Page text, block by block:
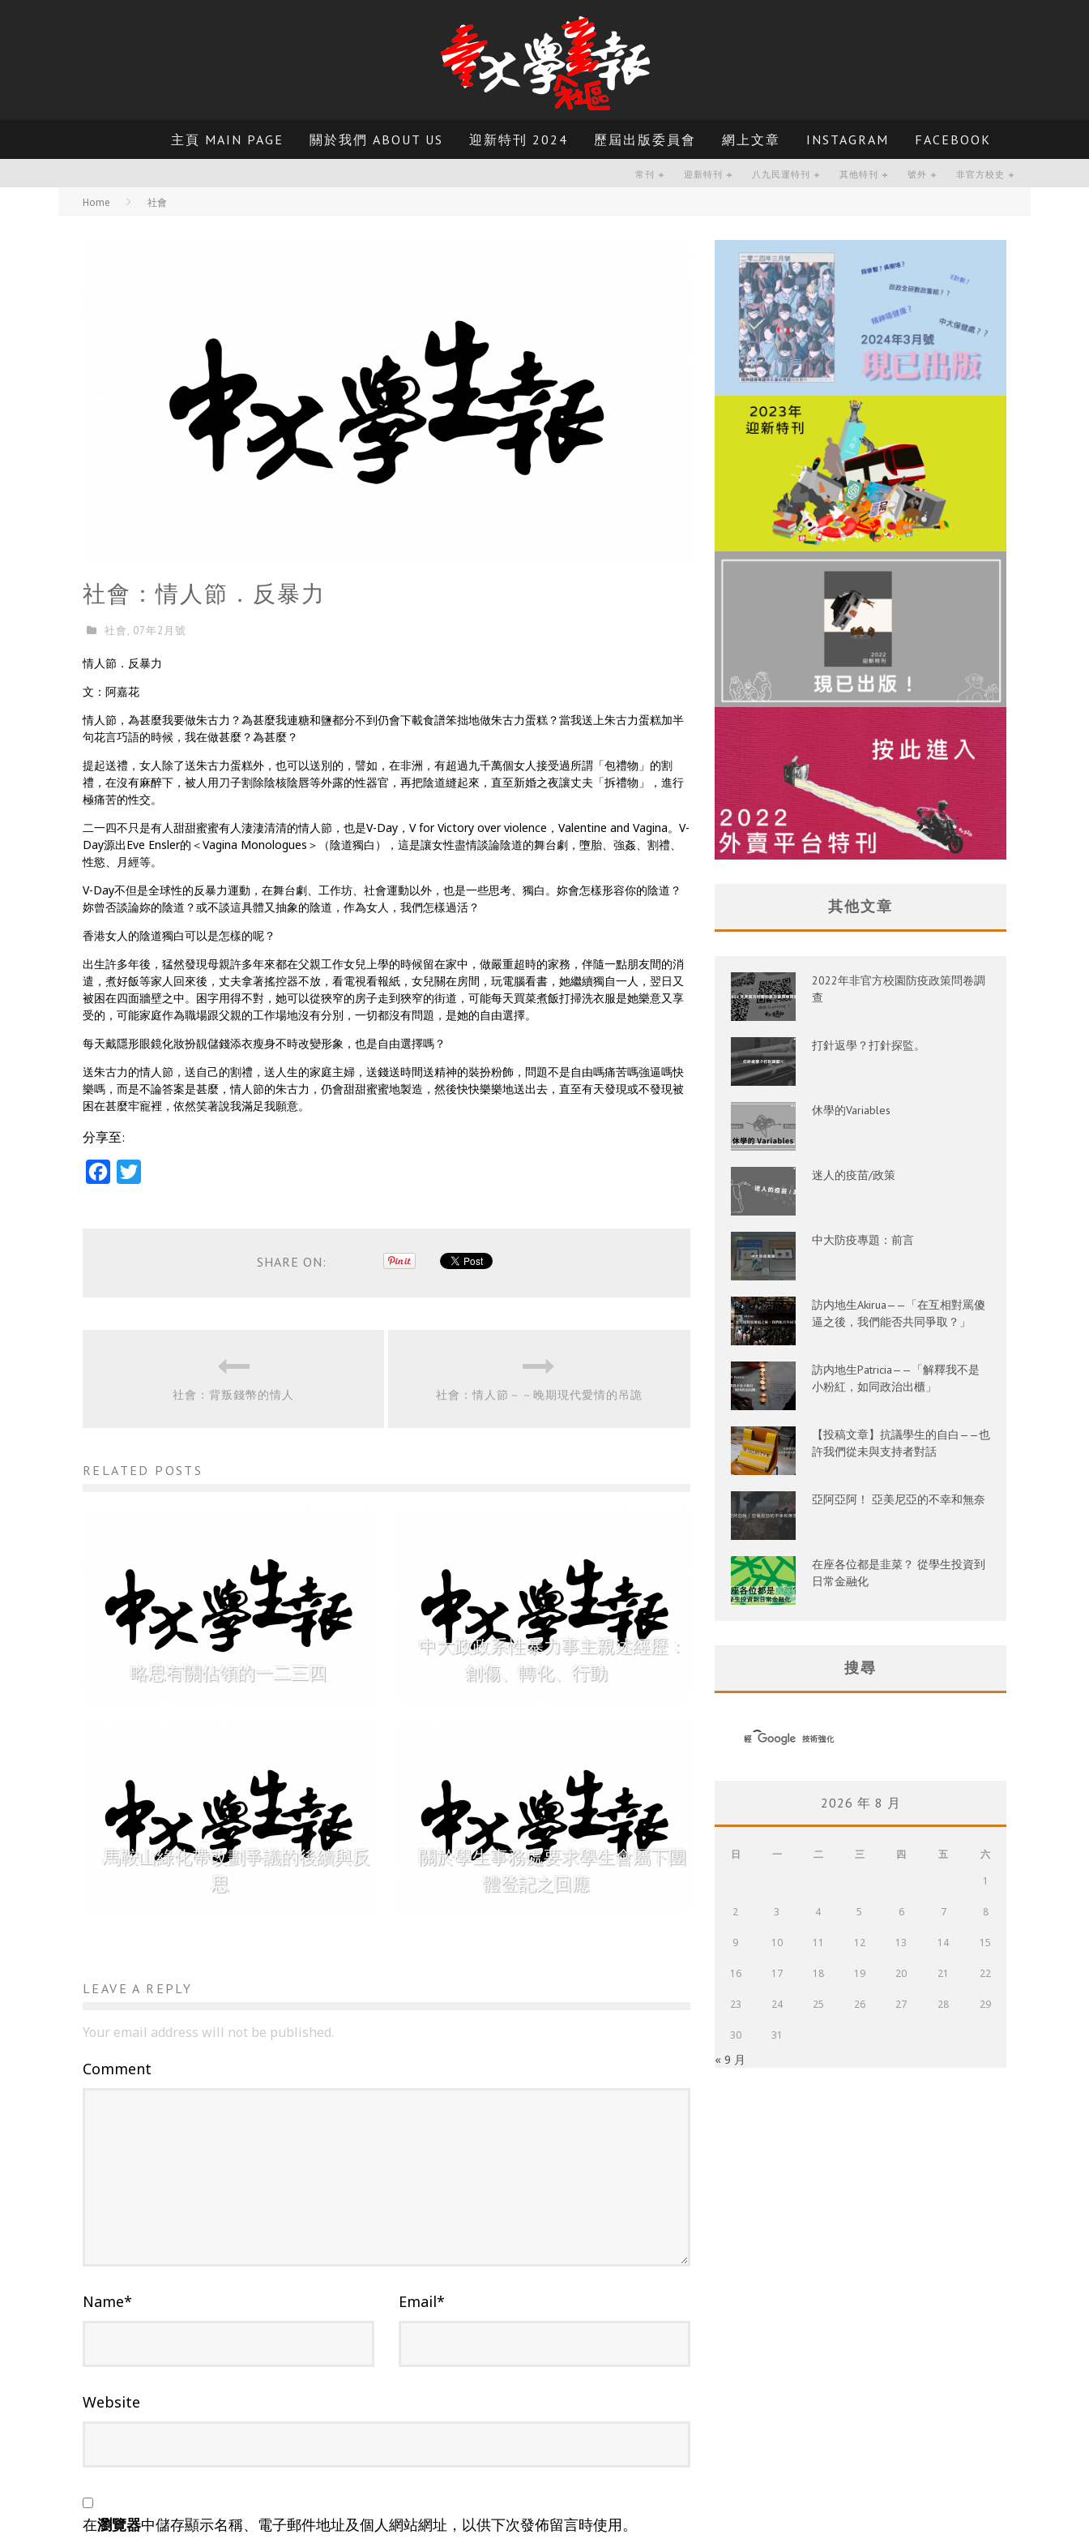
主頁 MAIN PAGE 關於我們 ABOUT US 迎新特刊 2024 歷屆出版委員會 網上文章 INSTAGRAM FACEBOOK
常刊 迎新特刊 八九民運特刊 其他特刊 號外 非官方校史
Home 社會
社會：情人節．反暴力
社會, 07年2月號
情人節．反暴力
文：阿嘉花
情人節，為甚麼我要做朱古力？為甚麼我連糖和鹽都分不到仍會下載食譜笨拙地做朱古力蛋糕？當我送上朱古力蛋糕加半
句花言巧語的時候，我在做甚麼？為甚麼？
提起送禮，女人除了送朱古力蛋糕外，也可以送別的，譬如，在非洲，有超過九千萬個女人接受過所謂「包禮物」的割
禮，在沒有麻醉下，被人用刀子割除陰核陰唇等外露的性器官，再把陰道縫起來，直至新婚之夜讓丈夫「拆禮物」，進行
極痛苦的性交。
二一四不只是有人甜甜蜜蜜有人淒淒清清的情人節，也是V-Day，V for Victory over violence，Valentine and Vagina。V-
Day源出Eve Ensler的＜Vagina Monologues＞（陰道獨白），這是讓女性盡情談論陰道的舞台劇，墮胎、強姦、割禮、
性慾、月經等。
V-Day不但是全球性的反暴力運動，在舞台劇、工作坊、社會運動以外，也是一些思考、獨白。妳會怎樣形容你的陰道？
妳曾否談論妳的陰道？或不談這具體又抽象的陰道，作為女人，我們怎樣過活？
香港女人的陰道獨白可以是怎樣的呢？
出生許多年後，猛然發現母親許多年來都在父親工作女兒上學的時候留在家中，做嚴重超時的家務，伴隨一點朋友間的消
遣，煮好飯等家人回來後，丈夫拿著搖控器不放，看電視看報紙，女兒關在房間，玩電腦看書，她繼續獨自一人，翌日又
被困在四面牆壁之中。困字用得不對，她可以從狹窄的房子走到狹窄的街道，可能每天買菜煮飯打掃洗衣服是她樂意又享
受的，可能家庭作為職場跟父親的工作場地沒有分別，一切都沒有問題，是她的自由選擇。
每天戴隱形眼鏡化妝扮靚儲錢添衣瘦身不時改變形象，也是自由選擇嗎？
送朱古力的情人節，送自己的割禮，送人生的家庭主婦，送錢送時間送精神的裝扮粉飾，問題不是自由嗎痛苦嗎強逼嗎快
樂嗎，而是不論答案是甚麼，情人節的朱古力，仍會甜甜蜜蜜地製造，然後快快樂樂地送出去，直至有天發現或不發現被
困在甚麼牢寵裡，依然笑著說我滿足我願意。
分享至:
Facebook
SHARE ON:
社會：背叛錢幣的情人 社會：情人節－－晚期現代愛情的吊詭
RELATED POSTS
略思有關佔領的一二三四
中大政政系性暴力事主親述經歷：
創傷、轉化、行動
馬鞍山綠化帶改劃爭議的後續與反
思
關於學生事務處要求學生會屬下團
體登記之回應
LEAVE A REPLY
Your email address will not be published.
Comment
Name* Email*
Website
在瀏覽器中儲存顯示名稱、電子郵件地址及個人網站網址，以供下次發佈留言時使用。
其他文章
2022年非官方校園防疫政策問卷調
查
打針返學？打針探監。
休學的Variables
迷人的疫苗/政策
中大防疫專題：前言
訪内地生Akirua——「在互相對罵傻
逼之後，我們能否共同爭取？」
訪内地生Patricia——「解釋我不是
小粉紅，如同政治出櫃」
【投稿文章】抗議學生的自白——也
許我們從未與支持者對話
亞阿亞阿！ 亞美尼亞的不幸和無奈
在座各位都是韭菜？ 從學生投資到
日常金融化
搜尋
2026 年 8 月
日 一 二 三 四 五
六
1
2 3 4 5 6 7 8
9 10 11 12 13 14 15
16 17 18 19 20 21 22
23 24 25 26 27 28 29
30 31
« 9 月